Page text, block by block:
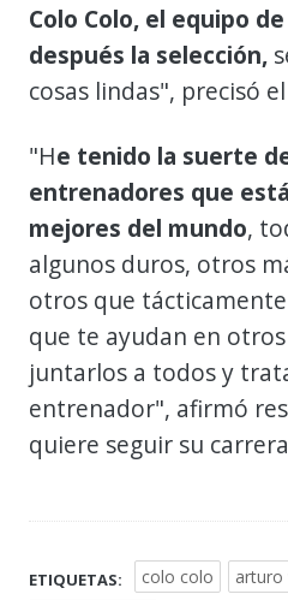
Colo Colo, el equipo
después la selección,
cosas lindas", precisó
"He tenido la suerte
entrenadores que
mejores del mundo,
algunos duros, otros
otros que
que te ayudan en
juntarlos a todos y
entrenador", afirmó
quiere seguir su
ETIQUETAS: colo colo arturo